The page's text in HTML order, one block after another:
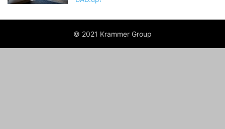
© 2021 Krammer Group